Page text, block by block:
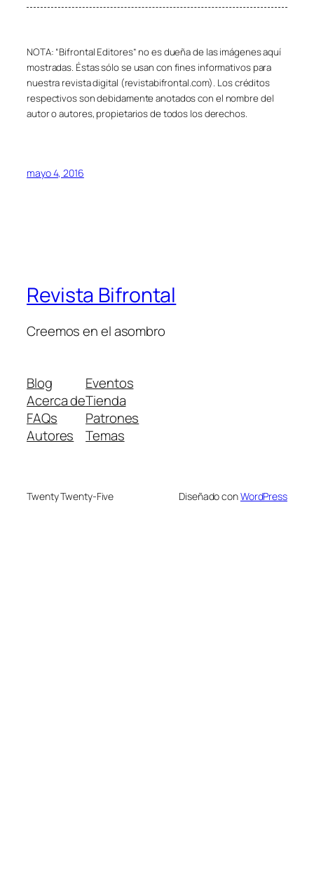
NOTA: “Bifrontal Editores” no es dueña de las imágenes aquí
mostradas. Éstas sólo se usan con fines informativos para
nuestra revista digital (revistabifrontal.com). Los créditos
respectivos son debidamente anotados con el nombre del
autor o autores, propietarios de todos los derechos.
mayo 4, 2016
Revista Bifrontal
Creemos en el asombro
Blog
Acerca de
FAQs
Autores
Eventos
Tienda
Patrones
Temas
Twenty Twenty-Five Diseñado conWordPress